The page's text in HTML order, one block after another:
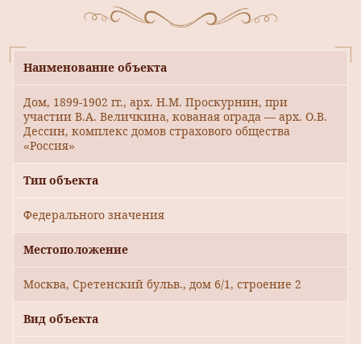
Наименование объекта
Дом, 1899-1902 гг., арх. Н.М. Проскурнин, при
участии В.А. Величкина, кованая ограда — арх. О.В.
Дессин, комплекс домов страхового общества
«Россия»
Тип объекта
Федерального значения
Местоположение
Москва, Сретенский бульв., дом 6/1, строение 2
Вид объекта